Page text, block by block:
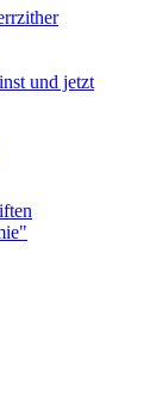
und jetzt